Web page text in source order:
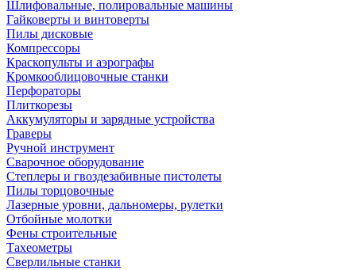
Шлифовальные, полировальные машины
Гайковерты и винтоверты
Пилы дисковые
Компрессоры
Краскопульты и аэрографы
Кромкооблицовочные станки
Перфораторы
Плиткорезы
Аккумуляторы и зарядные устройства
Граверы
Ручной инструмент
Сварочное оборудование
Степлеры и гвоздезабивные пистолеты
Пилы торцовочные
Лазерные уровни, дальномеры, рулетки
Отбойные молотки
Фены строительные
Тахеометры
Сверлильные станки